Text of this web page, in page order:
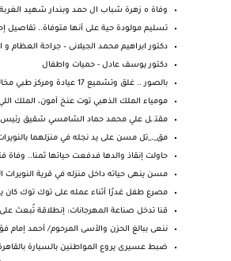
وفاة ه زهرة شباب ال حمد وبندار شهيد الغربة
تسليم مولودة حية على أنها متوفاة.. تقاصيل إحالة
دكتور ابراهيم محمد الجيلانى – جراحة العظام
دكتور يوسف عادل - حميات واطفال
بالصور .. غلق وتشميع 17 عيادة ومركز طبي مخالفة بجرجا
مومياء الملك الذهبي توت عنخ آمون، الملك
مقتـ ـل علي محمد حماد الشامسي شقيق رئيس
مق_._تل مسن على يد نجله في منزلهما
حاولت إنقاذ والدها فدفعت حياتها ثمنا.. وفاة
مسن ينهى حياته داخل منزله في قرية النويرات
مصرع طفل غدرًا أثناء عمله على توك توك كان
قنا تدخل صناعة المهرجانات: إنطلاقة تُبعث
ننعى ببالغ الحزن والأسى المرحوم/ أحمد إمام
ضبط عسيرى يروع المواطنين بالسيارة